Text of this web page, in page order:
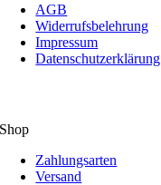
AGB
Widerrufsbelehrung
Impressum
Datenschutzerklärung
Shop
Zahlungsarten
Versand